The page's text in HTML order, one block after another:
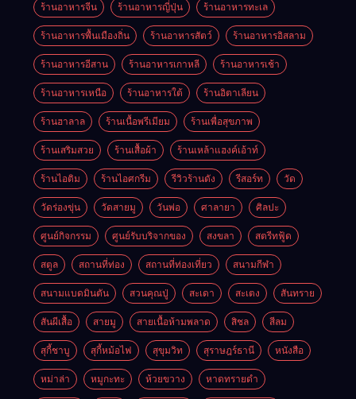
ร้านอาหารจีน ร้านอาหารญี่ปุ่น ร้านอาหารทะเล
ร้านอาหารพื้นเมืองถิ่น ร้านอาหารสัตว์ ร้านอาหารอิสลาม
ร้านอาหารอีสาน ร้านอาหารเกาหลี ร้านอาหารเช้า
ร้านอาหารเหนือ ร้านอาหารใต้ ร้านอิตาเลียน
ร้านฮาลาล ร้านเนื้อพรีเมียม ร้านเพื่อสุขภาพ
ร้านเสริมสวย ร้านเสื้อผ้า ร้านเหล้าแฮงค์เอ้าท์
ร้านไอติม ร้านไอศกรีม รีวิวร้านดัง รีสอร์ท วัด
วัดร่องขุ่น วัดสายมู วันพ่อ ศาลายา ศิลปะ
ศูนย์กิจกรรม ศูนย์รับบริจากของ สงขลา สตรีทฟู้ด
สตูล สถานที่ท่อง สถานที่ท่องเที่ยว สนามกีฬา
สนามแบดมินตัน สวนคุณปู่ สะเดา สะเตง สันทราย
สันผีเสื้อ สายมู สายเนื้อห้ามพลาด สิชล สีลม
สุกี้ชาบู สุกี้หม้อไฟ สุขุมวิท สุราษฎร์ธานี หนังสือ
หม่าล่า หมูกะทะ ห้วยขวาง หาดทรายดำ